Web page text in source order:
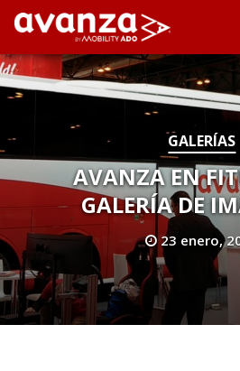
GALERÍAS
AVANZA EN
GALERÍA DE
23 enero,